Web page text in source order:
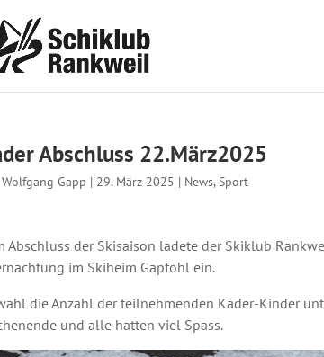
Abschluss 22.März2025
Wolfgang Gapp | 29. März 2025 | News,Sport
Abschluss der Skisaison ladete der Skiklub
im Skiheim Gapfohl ein.
die Anzahl der teilnehmenden Kader-Kinder
und alle hatten viel Spass.